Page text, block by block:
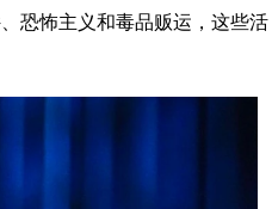
恐怖主义和毒品贩运，这些活